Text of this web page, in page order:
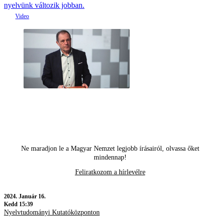
nyelvünk változik jobban.
Ne maradjon le a Magyar Nemzet legjobb írásairól, olvassa őket
mindennap!
Feliratkozom a hírlevélre
2024. Január 16.
Kedd 15:39
Nyelvtudományi Kutatóközponton